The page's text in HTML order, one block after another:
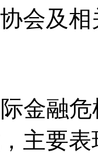
会及
金融危
主要